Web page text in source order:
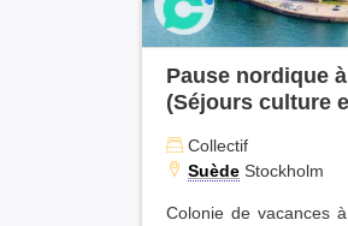
Finistère (14)
Drôme (13)
Pas-de-Calais (13)
Doubs (13)
Vaucluse (12)
Charente (11)
Moselle (11)
Pause nordique
(Séjours culture
Collectif
Suède Stockholm
Colonie de vacances